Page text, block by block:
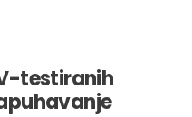
testiranih